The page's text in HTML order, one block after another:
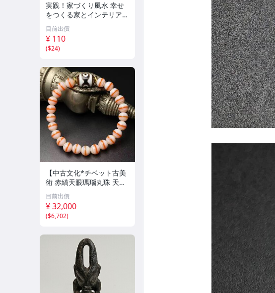
実践！家づくり風水 幸せ
をつくる家とインテリア/
浅野八郎(著者)
目前出價
¥ 110
($24)
【中古文化*チベット古美
術 赤縞天眼瑪瑙丸珠 天地
天珠組み合わせブレスレッ
ト 縞瑪瑙 古玩 アンティー
ク お守り コレクション 腕
輪 】
目前出價
¥ 32,000
($6,702)